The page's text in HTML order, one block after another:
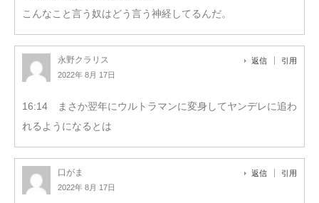
こんなこと言う奴はどう言う神経してるんだ。
永野クラリス
2022年 8月 17日
返信 引用
16:14 まさか翌年にウルトラマンに変身してヤンデレに追わ
れるようになるとは
口がま
2022年 8月 17日
返信 引用